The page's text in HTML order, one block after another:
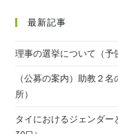
最新記事
理事の選挙について（予
（公募の案内）助教２
所）
タイにおけるジェンダー